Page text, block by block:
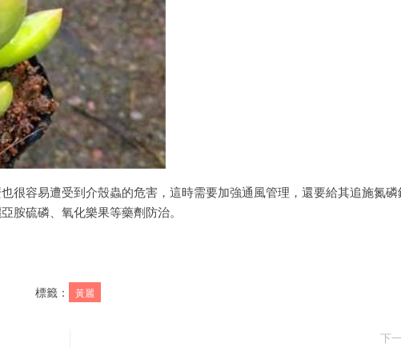
很容易遭受到介殼蟲的危害，這時需要加強通風管理，還要給其追施氮磷
胺硫磷、氧化樂果等藥劑防治。
標籤： 黃麗
下